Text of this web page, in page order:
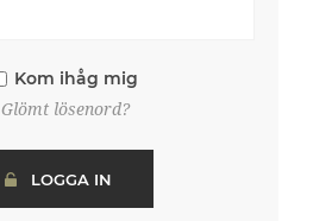
Kom ihåg mig
Glömt lösenord?
LOGGA IN